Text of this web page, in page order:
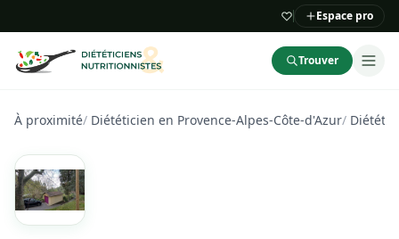
Espace pro
Trouver
À proximité/ Diététicien en Provence-Alpes-Côte-d'Azur/